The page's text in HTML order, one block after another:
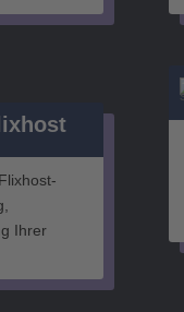
Ihrer